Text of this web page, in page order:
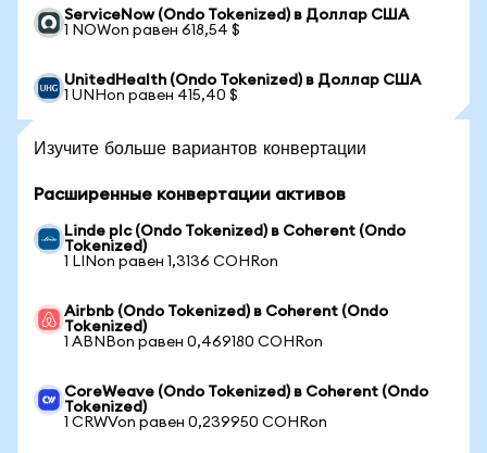
ServiceNow (Ondo Tokenized) в Доллар США
1 NOWon равен 618,54 $
UnitedHealth (Ondo Tokenized) в Доллар США
1 UNHon равен 415,40 $
Изучите больше вариантов конвертации
Расширенные конвертации активов
Linde plc (Ondo Tokenized) в Coherent (Ondo
Tokenized)
1 LINon равен 1,3136 COHRon
Airbnb (Ondo Tokenized) в Coherent (Ondo
Tokenized)
1 ABNBon равен 0,469180 COHRon
CoreWeave (Ondo Tokenized) в Coherent (Ondo
Tokenized)
1 CRWVon равен 0,239950 COHRon